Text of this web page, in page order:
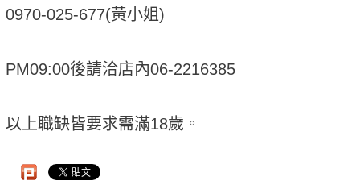
0970-025-677(黃小姐)
PM09:00後請洽店內06-2216385
以上職缺皆要求需滿18歲。